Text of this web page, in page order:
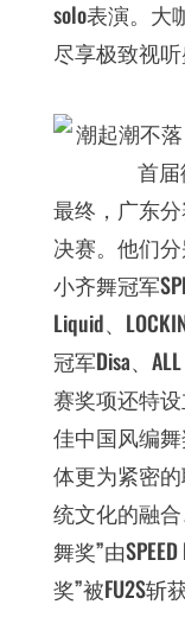
solo表演。大
尽享极致视
最终，广东
决赛。他们分
小齐舞冠军
Liquid、
冠军Disa、
赛奖项还特
佳中国风编
体更为紧密
统文化的融
舞奖”由
奖”被FU2S斩获